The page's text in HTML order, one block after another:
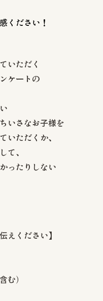
ください！
いただく
ケートの
いさなお子様を
いただくか、
て、
ったりしない
えください】
む）